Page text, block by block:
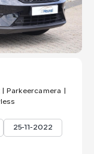
Parkeercamera |
25-11-2022